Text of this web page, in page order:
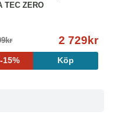
TEC ZERO
2 729kr
-15% Köp